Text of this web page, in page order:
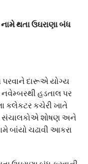
થતા ઉઘરાણા બંધ
પરવાને દારૂએ યોગ્ય
હડતાલ પર
કલેકટર કચેરી ખાતે
સંચાલકોએ શોષણ અને
બાંયો ચઢાવી આકરા